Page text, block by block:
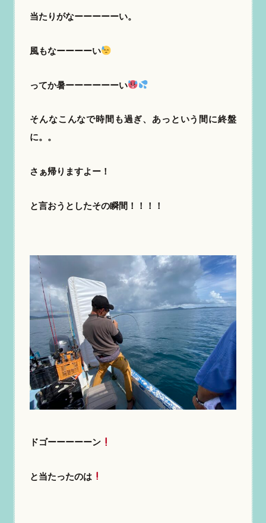
当たりがなーーーーーい。
風もなーーーーい
ってか暑ーーーーーーい
そんなこんなで時間も過ぎ、あっという間に終盤
に。。
さぁ帰りますよー！
と言おうとしたその瞬間！！！！
ドゴーーーーーン
と当たったのは